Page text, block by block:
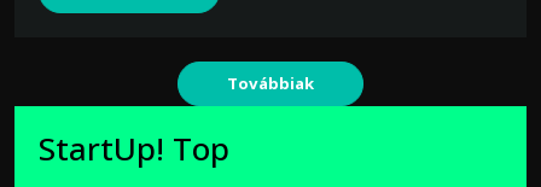
Továbbiak
StartUp! Top